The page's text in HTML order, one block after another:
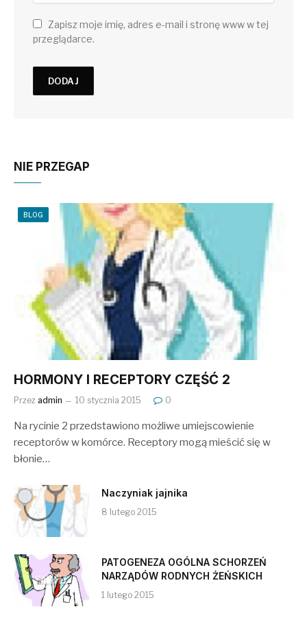
Zapisz moje imię, adres e-mail i stronę www w tej
przeglądarce.
NIE PRZEGAP
BLOG
HORMONY I RECEPTORY CZĘŚĆ 2
Przez admin 10 stycznia 2015 0
Na rycinie 2 przedstawiono możliwe umiejscowienie
receptorów w komórce. Receptory mogą mieścić się w
błonie…
Naczyniak jajnika
8 lutego 2015
PATOGENEZA OGÓLNA SCHORZEŃ
NARZĄDÓW RODNYCH ŻEŃSKICH
1 lutego 2015